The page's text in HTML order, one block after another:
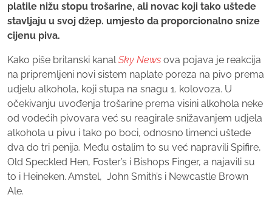
platile nižu stopu trošarine, ali novac koji tako uštede
stavljaju u svoj džep. umjesto da proporcionalno snize
cijenu piva.
Kako piše britanski kanalSky News ova pojava je reakcija
na pripremljeni novi sistem naplate poreza na pivo prema
udjelu alkohola, koji stupa na snagu 1. kolovoza. U
očekivanju uvođenja trošarine prema visini alkohola neke
od vodećih pivovara već su reagirale snižavanjem udjela
alkohola u pivu i tako po boci, odnosno limenci uštede
dva do tri penija. Među ostalim to su već napravili Spifire,
Old Speckled Hen, Foster’s i Bishops Finger, a najavili su
to i Heineken. Amstel, John Smith’s i Newcastle Brown
Ale.